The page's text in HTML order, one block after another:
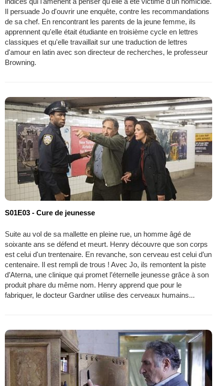
Il persuade Jo d'ouvrir une enquête, contre les recommandations
de sa chef. En rencontrant les parents de la jeune femme, ils
apprennent qu'elle était étudiante en troisième cycle en lettres
classiques et qu'elle travaillait sur une traduction de lettres
d'amour en latin avec son directeur de recherches, le professeur
Browning.
S01E03 - Cure de jeunesse
Suite au vol de sa mallette en pleine rue, un homme âgé de
soixante ans se défend et meurt. Henry découvre que son corps
est celui d'un trentenaire. En revanche, son cerveau est celui d’un
centenaire. Il est rempli de trous ! Avec Jo, ils remontent la piste
d’Aterna, une clinique qui promet l’éternelle jeunesse grâce à son
produit phare du même nom. Henry apprend que pour le
fabriquer, le docteur Gardner utilise des cerveaux humains...